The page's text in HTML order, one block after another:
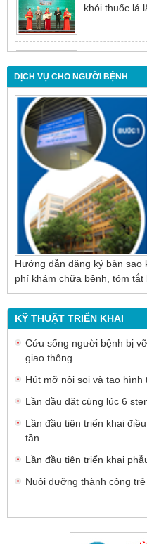
khói thuốc lá
chậm trễ
Nội soi mật
cho người
DỊCH VỤ CHO NGƯỜI BỆNH
Hướng dẫn đăng ký bản sao
phí khám chữa bệnh, tóm tắt
KỸ THUẬT TRIỂN KHAI
Cứu sống người bệnh bị
giao thông
Hút mỡ nội soi và tạo hình
Lần đầu đặt cùng lúc 6
Lần đầu tiên triển khai
tần
Lần đầu tiên triển khai
Nuôi dưỡng thành công